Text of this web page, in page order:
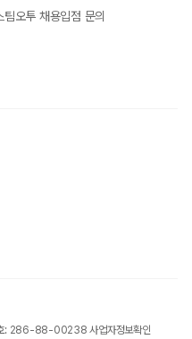
팀오투 채용입점 문의
호: 286-88-00238 사업자정보확인